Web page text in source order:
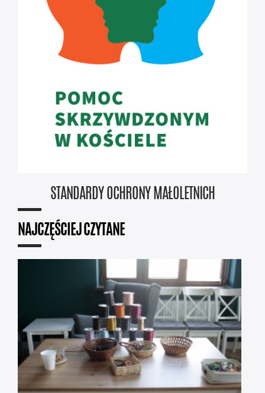
STANDARDY OCHRONY MAŁOLETNICH
NAJCZĘŚCIEJ CZYTANE